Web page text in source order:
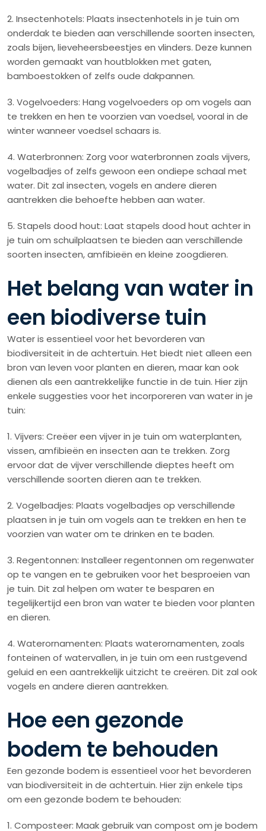
2. Insectenhotels: Plaats insectenhotels in je tuin om
onderdak te bieden aan verschillende soorten insecten,
zoals bijen, lieveheersbeestjes en vlinders. Deze kunnen
worden gemaakt van houtblokken met gaten,
bamboestokken of zelfs oude dakpannen.
3. Vogelvoeders: Hang vogelvoeders op om vogels aan
te trekken en hen te voorzien van voedsel, vooral in de
winter wanneer voedsel schaars is.
4. Waterbronnen: Zorg voor waterbronnen zoals vijvers,
vogelbadjes of zelfs gewoon een ondiepe schaal met
water. Dit zal insecten, vogels en andere dieren
aantrekken die behoefte hebben aan water.
5. Stapels dood hout: Laat stapels dood hout achter in
je tuin om schuilplaatsen te bieden aan verschillende
soorten insecten, amfibieën en kleine zoogdieren.
Het belang van water in
een biodiverse tuin
Water is essentieel voor het bevorderen van
biodiversiteit in de achtertuin. Het biedt niet alleen een
bron van leven voor planten en dieren, maar kan ook
dienen als een aantrekkelijke functie in de tuin. Hier zijn
enkele suggesties voor het incorporeren van water in je
tuin:
1. Vijvers: Creëer een vijver in je tuin om waterplanten,
vissen, amfibieën en insecten aan te trekken. Zorg
ervoor dat de vijver verschillende dieptes heeft om
verschillende soorten dieren aan te trekken.
2. Vogelbadjes: Plaats vogelbadjes op verschillende
plaatsen in je tuin om vogels aan te trekken en hen te
voorzien van water om te drinken en te baden.
3. Regentonnen: Installeer regentonnen om regenwater
op te vangen en te gebruiken voor het besproeien van
je tuin. Dit zal helpen om water te besparen en
tegelijkertijd een bron van water te bieden voor planten
en dieren.
4. Waterornamenten: Plaats waterornamenten, zoals
fonteinen of watervallen, in je tuin om een rustgevend
geluid en een aantrekkelijk uitzicht te creëren. Dit zal ook
vogels en andere dieren aantrekken.
Hoe een gezonde
bodem te behouden
Een gezonde bodem is essentieel voor het bevorderen
van biodiversiteit in de achtertuin. Hier zijn enkele tips
om een gezonde bodem te behouden:
1. Composteer: Maak gebruik van compost om je bodem